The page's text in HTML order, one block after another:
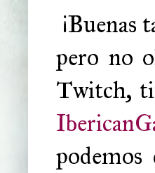
¡Buenas
pero no
Twitch,